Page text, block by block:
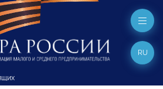
RU